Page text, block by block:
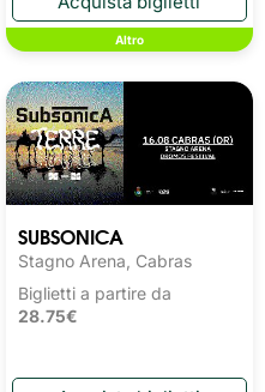
Altro
SUBSONICA
Stagno Arena, Cabras
Biglietti a partire da
28.75€